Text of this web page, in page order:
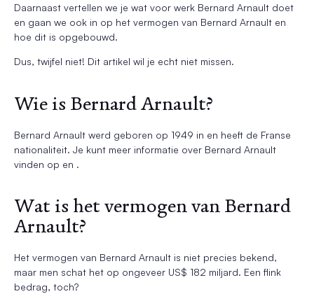
Daarnaast vertellen we je wat voor werk Bernard Arnault doet
en gaan we ook in op het vermogen van Bernard Arnault en
hoe dit is opgebouwd.
Dus, twijfel niet! Dit artikel wil je echt niet missen.
Wie is Bernard Arnault?
Bernard Arnault werd geboren op 1949 in en heeft de Franse
nationaliteit. Je kunt meer informatie over Bernard Arnault
vinden op en .
Wat is het vermogen van Bernard
Arnault?
Het vermogen van Bernard Arnault is niet precies bekend,
maar men schat het op ongeveer US$ 182 miljard. Een flink
bedrag, toch?